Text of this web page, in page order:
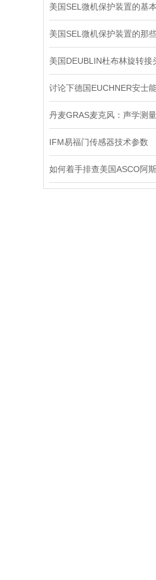
美国SEL微机保护装置的那
IFM易福门传感器技术参数